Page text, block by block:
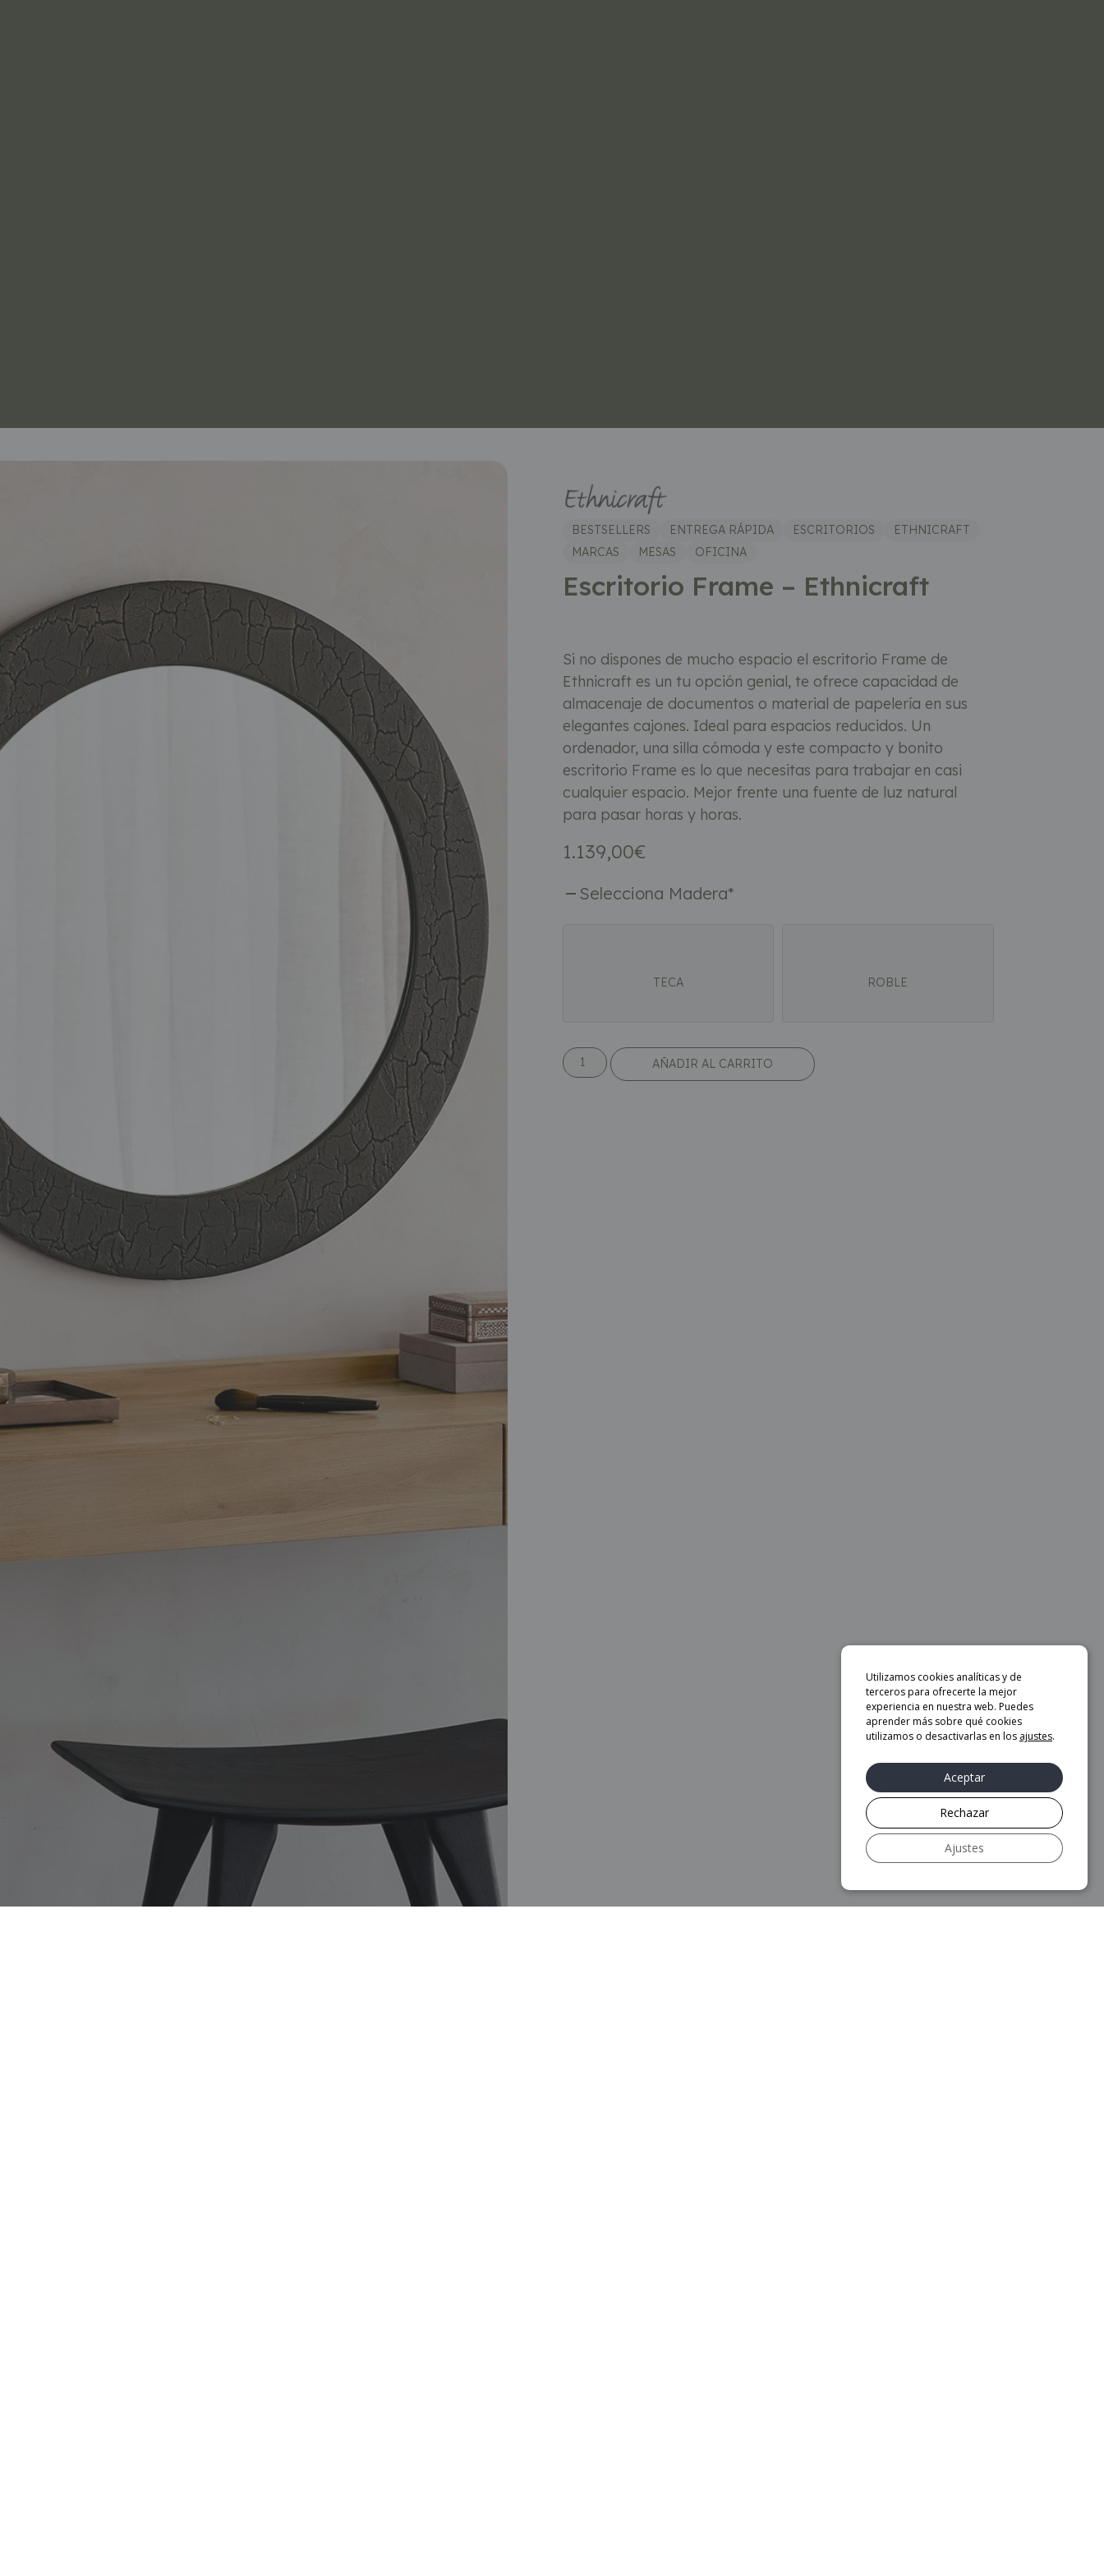
BESTSELLERS ENTREGA RÁPIDA ESCRITORIOS
ETHNICRAFT
MARCAS
MESAS OFICINA
Escritorio Frame – Ethnicraft
Si no dispones de mucho espacio el escritorio Frame de
Ethnicraft es un tu opción genial, te ofrece capacidad de
almacenaje de documentos o material de papelería en sus
elegantes cajones. Ideal para espacios reducidos. Un
ordenador, una silla cómoda y este compacto y bonito
escritorio Frame es lo que necesitas para trabajar en casi
cualquier espacio. Mejor frente una fuente de luz natural
para pasar horas y horas.
1.139,00€
Selecciona Madera*
TECA ROBLE
AÑADIR AL CARRITO
Utilizamos cookies analíticas y de
terceros para ofrecerte la mejor
experiencia en nuestra web. Puedes
aprender más sobre qué cookies
utilizamos o desactivarlas en los ajustes.
Aceptar
Rechazar
Ajustes